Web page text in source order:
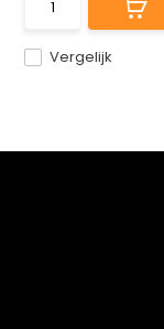
Vergelijk